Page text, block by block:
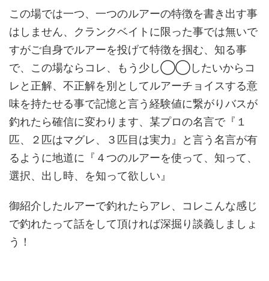
この場では一つ、一つのルアーの特徴を書き出す事
はしません、クランクベイトに限った事では無いで
すがご自身でルアーを投げて特徴を掴む、知る事
で、この場ならコレ、もう少し◯◯したいからコ
レと正解、不正解を別としてルアーチョイスする意
味を持たせる事で記憶と言う経験値に繋がりバスが
釣れたら確信に変わります、某プロの名言で『１
匹、２匹はマグレ、３匹目は実力』と言う名言が有
るように地道に『４つのルアーを使って、知って、
選択、出し時、を知って欲しい』
御紹介したルアーで釣れたらアレ、コレこんな感じ
で釣れたって話をして頂ければ深掘り談義しましょ
う！